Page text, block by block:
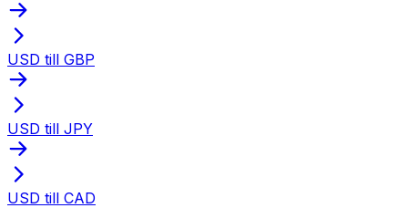
USD till GBP
USD till JPY
USD till CAD